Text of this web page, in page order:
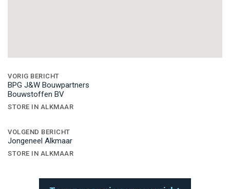
navigatie
VORIG BERICHT
BPG J&W Bouwpartners
Bouwstoffen BV
STORE IN ALKMAAR
VOLGEND BERICHT
Jongeneel Alkmaar
STORE IN ALKMAAR